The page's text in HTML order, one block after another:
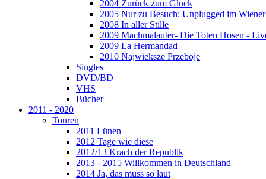
2004 Zurück zum Glück
2005 Nur zu Besuch: Unplugged im
2008 In aller Stille
2009 Machmalauter- Die Toten Hosen -
2009 La Hermandad
2010 Najwieksze Przeboje
Singles
DVD/BD
VHS
Bücher
2011 - 2020
Touren
2011 Lünen
2012 Tage wie diese
2012/13 Krach der Republik
2013 - 2015 Willkommen in Deutschland
2014 Ja, das muss so laut